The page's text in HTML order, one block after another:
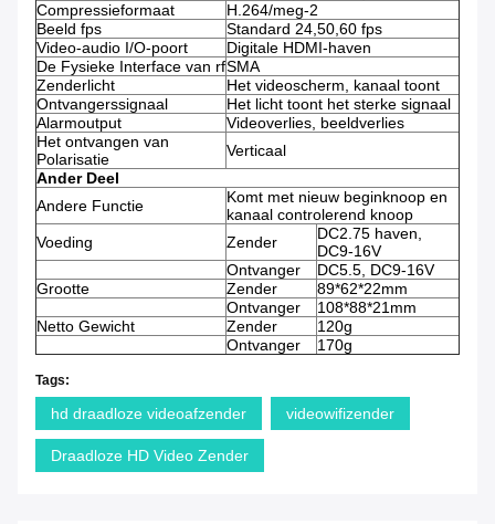
Compressieformaat
H.264/meg-2
Beeld fps
Standard 24,50,60 fps
Video-audio I/O-poort
Digitale HDMI-haven
De Fysieke Interface van rfSMA
Zenderlicht
Het videoscherm, kanaal toont
Ontvangerssignaal
Het licht toont het sterke signaal
Alarmoutput
Videoverlies, beeldverlies
Het ontvangen van
Polarisatie
Verticaal
Ander Deel
Andere Functie
Komt met nieuw beginknoop en
kanaal controlerend knoop
Voeding
Zender
DC2.75 haven,
DC9-16V
Ontvanger
DC5.5, DC9-16V
Grootte
Zender
89*62*22mm
Ontvanger
108*88*21mm
Netto Gewicht
Zender
120g
Ontvanger
170g
Tags:
hd draadloze videoafzender videowifizender
Draadloze HD Video Zender